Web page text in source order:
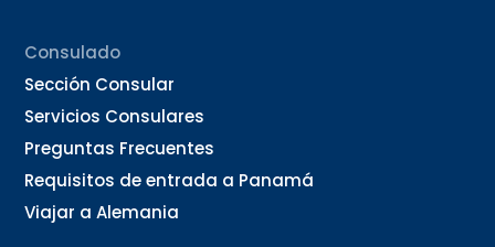
Consulado
Sección Consular
Servicios Consulares
Preguntas Frecuentes
Requisitos de entrada a Panamá
Viajar a Alemania